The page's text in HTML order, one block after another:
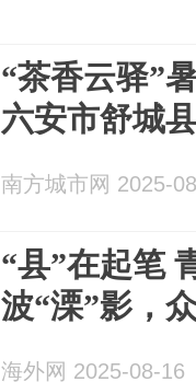
“茶香云驿”
六安市舒城
南方城市网 2025-
“县”在起笔
波“溧”影，
海外网 2025-08-16